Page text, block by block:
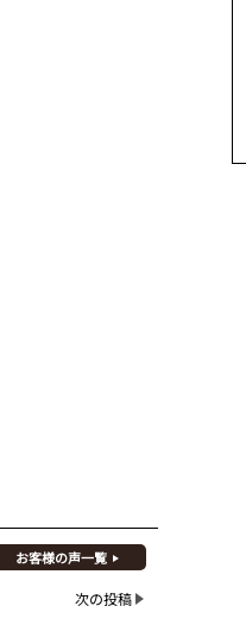
お客様の声一覧
次の投稿